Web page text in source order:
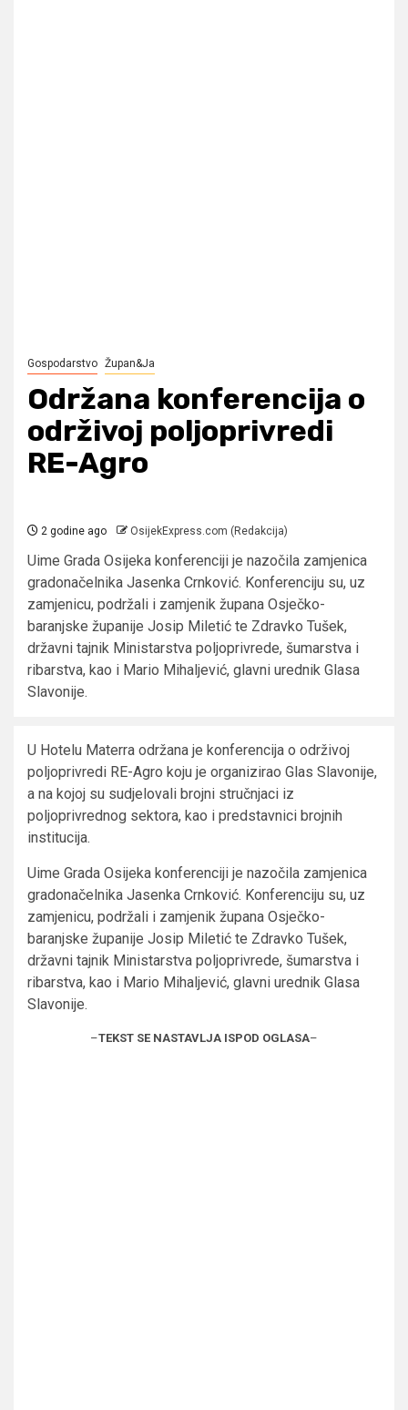
Gospodarstvo Župan&Ja
Održana konferencija o
održivoj poljoprivredi
RE-Agro
2 godine ago OsijekExpress.com (Redakcija)
Uime Grada Osijeka konferenciji je nazočila zamjenica
gradonačelnika Jasenka Crnković. Konferenciju su, uz
zamjenicu, podržali i zamjenik župana Osječko-
baranjske županije Josip Miletić te Zdravko Tušek,
državni tajnik Ministarstva poljoprivrede, šumarstva i
ribarstva, kao i Mario Mihaljević, glavni urednik Glasa
Slavonije.
U Hotelu Materra održana je konferencija o održivoj
poljoprivredi RE-Agro koju je organizirao Glas Slavonije,
a na kojoj su sudjelovali brojni stručnjaci iz
poljoprivrednog sektora, kao i predstavnici brojnih
institucija.
Uime Grada Osijeka konferenciji je nazočila zamjenica
gradonačelnika Jasenka Crnković. Konferenciju su, uz
zamjenicu, podržali i zamjenik župana Osječko-
baranjske županije Josip Miletić te Zdravko Tušek,
državni tajnik Ministarstva poljoprivrede, šumarstva i
ribarstva, kao i Mario Mihaljević, glavni urednik Glasa
Slavonije.
–TEKST SE NASTAVLJA ISPOD OGLASA–